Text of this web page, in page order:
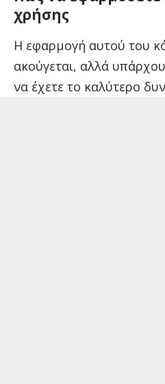
χρήσης
Η εφαρμογή αυτού του
ακούγεται, αλλά
να έχετε το καλύτερο